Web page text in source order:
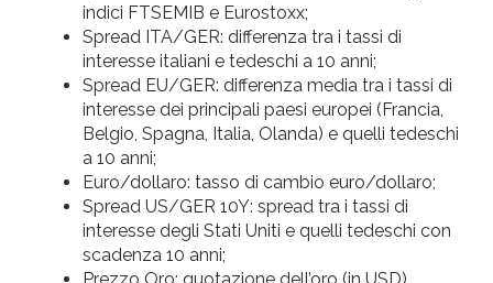
indici FTSEMIB e Eurostoxx;
Spread ITA/GER: differenza tra i tassi di
interesse italiani e tedeschi a 10 anni;
Spread EU/GER: differenza media tra i tassi di
interesse dei principali paesi europei (Francia,
Belgio, Spagna, Italia, Olanda) e quelli tedeschi
a 10 anni;
Euro/dollaro: tasso di cambio euro/dollaro;
Spread US/GER 10Y: spread tra i tassi di
interesse degli Stati Uniti e quelli tedeschi con
scadenza 10 anni;
Prezzo Oro: quotazione dell’oro (in USD)